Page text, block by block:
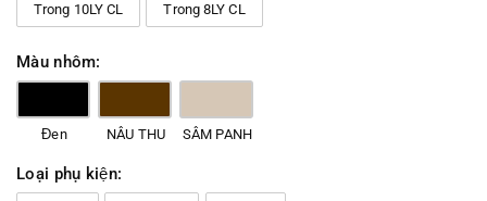
Trong 10LY CL Trong 8LY CL
Màu nhôm:
Đen NÂU THU SÂM PANH
Loại phụ kiện: